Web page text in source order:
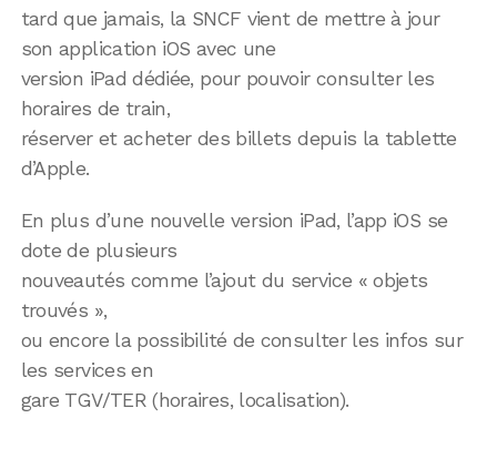
tard que jamais, la SNCF vient de mettre à jour
son application iOS avec une
version iPad dédiée, pour pouvoir consulter les
horaires de train,
réserver et acheter des billets depuis la tablette
d’Apple.
En plus d’une nouvelle version iPad, l’app iOS se
dote de plusieurs
nouveautés comme l’ajout du service « objets
trouvés »,
ou encore la possibilité de consulter les infos sur
les services en
gare TGV/TER (horaires, localisation).